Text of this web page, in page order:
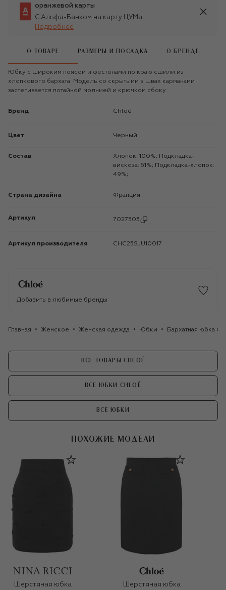
оранжевой карты
С Альфа-Банком на карту ЦУМа
Подробнее
О ТОВАРЕ РАЗМЕРЫ И ПОСАДКА О БРЕНДЕ
Юбку с широким поясом и фестонами по краю сшили из
хлопкового бархата. Модель со скрытыми в швах карманами
застегивается потайной молнией и крючком сбоку.
Бренд Chloé
Цвет Черный
Состав
Хлопок: 100%; Подкладка-
вискоза: 51%; Подкладка-хлопок:
49%;
Страна дизайна Франция
Артикул 7027503
Артикул производителя CHC25SJU10017
Добавить в любимые бренды
Главная Женское Женская одежда Юбки Бархатная юбка
ВСЕ ТОВАРЫ CHLOÉ
ВСЕ ЮБКИ CHLOÉ
ВСЕ ЮБКИ
ПОХОЖИЕ МОДЕЛИ
Шерстяная юбка Шерстяная юбка